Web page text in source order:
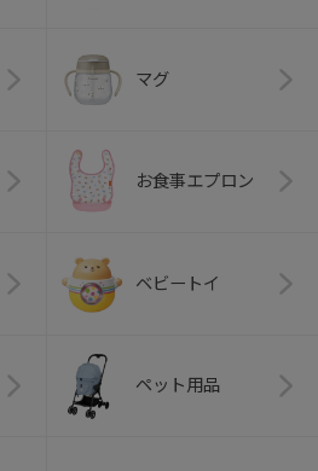
マグ
お食事エプロン
ベビートイ
ペット用品